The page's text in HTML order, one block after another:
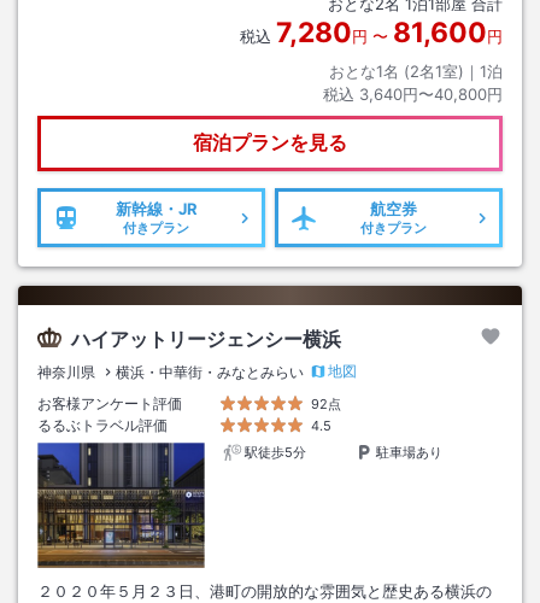
おとな2名 1泊1部屋 合計
税込 7,280円 〜 81,600円
おとな1名 (2名1室)｜ 1泊
税込 3,640円〜40,800円
宿泊プランを見る
新幹線・JR
付きプラン
航空券
付きプラン
ハイアットリージェンシー横浜
神奈川県 横浜・中華街・みなとみらい
地図
お客様アンケート評価
92点
るるぶトラベル評価
4.5
駅徒歩5分
駐車場あり
２０２０年５月２３日、港町の開放的な雰囲気と歴史ある横浜の